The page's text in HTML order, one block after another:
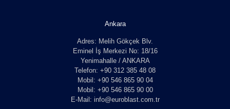
Ankara
Adres: Melih Gökçek Blv.
Eminel İş Merkezi No: 18/16
Yenimahalle / ANKARA
Telefon: +90 312 385 48 08
Mobil: +90 546 865 90 04
Mobil: +90 546 865 90 00
E-Mail: info@euroblast.com.tr